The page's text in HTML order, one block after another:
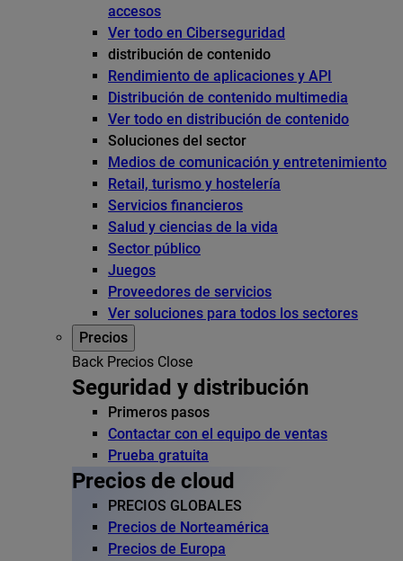
accesos
Ver todo en Ciberseguridad
distribución de contenido
Rendimiento de aplicaciones y API
Distribución de contenido multimedia
Ver todo en distribución de contenido
Soluciones del sector
Medios de comunicación y entretenimiento
Retail, turismo y hostelería
Servicios financieros
Salud y ciencias de la vida
Sector público
Juegos
Proveedores de servicios
Ver soluciones para todos los sectores
Precios
Back Precios Close
Seguridad y distribución
Primeros pasos
Contactar con el equipo de ventas
Prueba gratuita
Precios de cloud
PRECIOS GLOBALES
Precios de Norteamérica
Precios de Europa